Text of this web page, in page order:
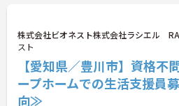
株式会社ビオネスト株式会社ラシエル
スト
【愛知県／豊川市】資格
ープホームでの生活支援員
向≫